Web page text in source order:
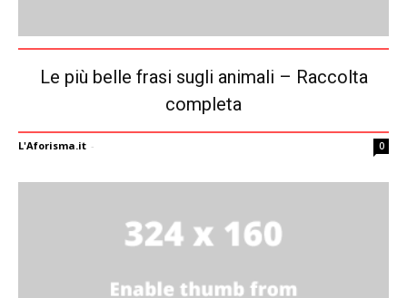
Le più belle frasi sugli animali – Raccolta
completa
L'Aforisma.it - 0